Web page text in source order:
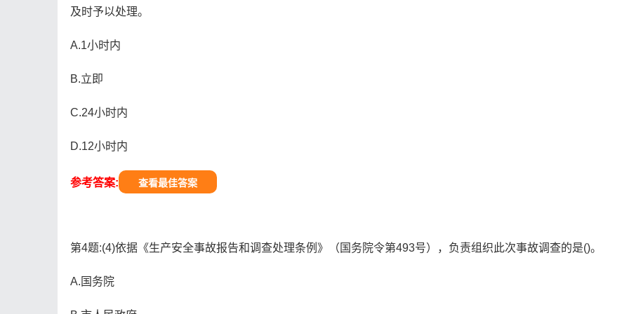
及时予以处理。
A.1小时内
B.立即
C.24小时内
D.12小时内
参考答案: 查看最佳答案
第4题:(4)依据《生产安全事故报告和调查处理条例》（国务院令第493号），负责组织此次事故调查的是()。
A.国务院